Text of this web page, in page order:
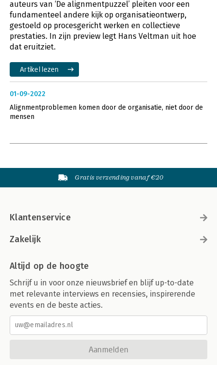
auteurs van ‘De alignmentpuzzel’ pleiten voor een
fundamenteel andere kijk op organisatieontwerp,
gestoeld op procesgericht werken en collectieve
prestaties. In zijn preview legt Hans Veltman uit hoe
dat eruitziet.
Artikel lezen
01-09-2022
Alignmentproblemen komen door de organisatie, niet door de
mensen
Gratis verzending vanaf €20
Klantenservice
Zakelijk
Altijd op de hoogte
Schrijf u in voor onze nieuwsbrief en blijf up-to-date
met relevante interviews en recensies, inspirerende
events en de beste acties.
Aanmelden